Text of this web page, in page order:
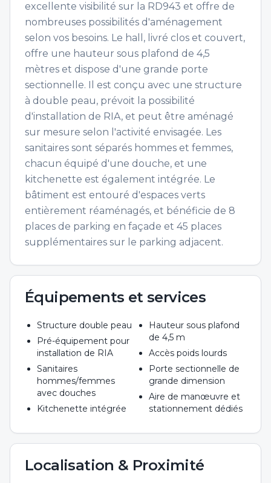
excellente visibilité sur la RD943 et offre de
nombreuses possibilités d'aménagement
selon vos besoins. Le hall, livré clos et couvert,
offre une hauteur sous plafond de 4,5
mètres et dispose d'une grande porte
sectionnelle. Il est conçu avec une structure
à double peau, prévoit la possibilité
d'installation de RIA, et peut être aménagé
sur mesure selon l'activité envisagée. Les
sanitaires sont séparés hommes et femmes,
chacun équipé d'une douche, et une
kitchenette est également intégrée. Le
bâtiment est entouré d'espaces verts
entièrement réaménagés, et bénéficie de 8
places de parking en façade et 45 places
supplémentaires sur le parking adjacent.
Équipements et services
Structure double peau
Pré-équipement pour
installation de RIA
Sanitaires
hommes/femmes
avec douches
Kitchenette intégrée
Hauteur sous plafond
de 4,5 m
Accès poids lourds
Porte sectionnelle de
grande dimension
Aire de manœuvre et
stationnement dédiés
Localisation & Proximité